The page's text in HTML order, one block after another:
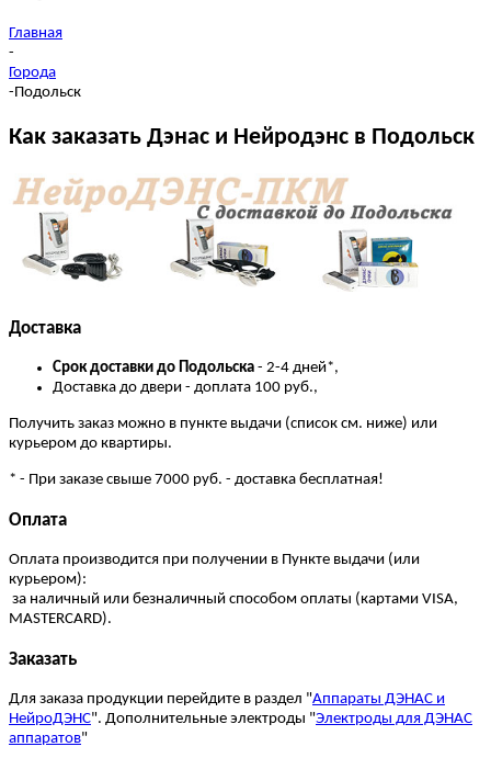
Главная
-
Города
-Подольск
Как заказать Дэнас и Нейродэнс в Подольск
Доставка
Cрок доставки до Подольска - 2-4 дней*,
Доставка до двери - доплата 100 руб.,
Получить заказ можно в пункте выдачи (список см. ниже) или
курьером до квартиры.
* - При заказе свыше 7000 руб. - доставка бесплатная!
Оплата
Оплата производится при получении в Пункте выдачи (или
курьером):
за наличный или безналичный способом оплаты (картами VISA,
MASTERCARD).
Заказать
Для заказа продукции перейдите в раздел "Аппараты ДЭНАС и
НейроДЭНС". Дополнительные электроды "Электроды для ДЭНАС
аппаратов"